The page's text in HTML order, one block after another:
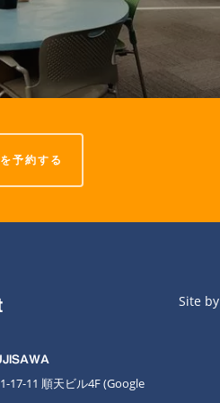
予約する
17-11 順天ビル4F(Google
Site by